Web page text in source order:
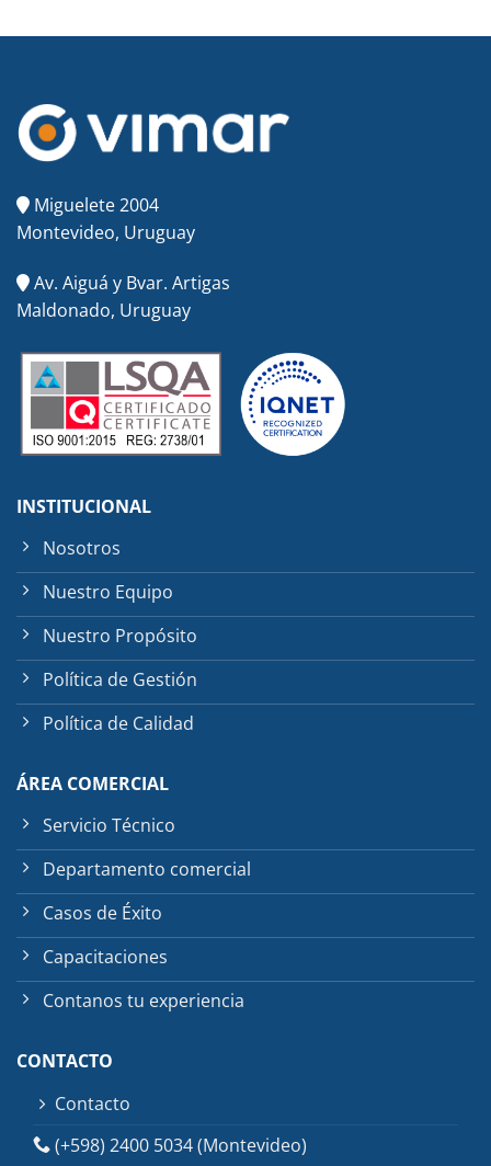
Miguelete 2004
Montevideo, Uruguay
Av. Aiguá y Bvar. Artigas
Maldonado, Uruguay
INSTITUCIONAL
Nosotros
Nuestro Equipo
Nuestro Propósito
Política de Gestión
Política de Calidad
ÁREA COMERCIAL
Servicio Técnico
Departamento comercial
Casos de Éxito
Capacitaciones
Contanos tu experiencia
CONTACTO
Contacto
(+598) 2400 5034 (Montevideo)